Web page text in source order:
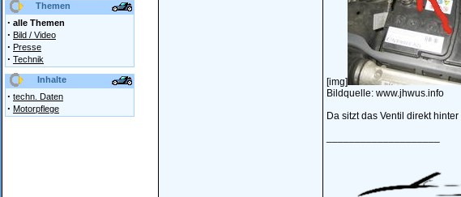
Themen
· alle Themen
· Bild / Video
· Presse
· Technik
Inhalte
· techn. Daten
· Motorpflege
[img]
Bildquelle: www.jhwus.info
Da sitzt das Ventil direkt